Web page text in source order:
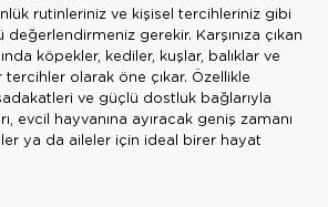
rutinleriniz ve kişisel tercihleriniz gibi
gerekir. Karşınıza çıkan
köpekler, kediler, kuşlar, balıklar ve
olarak öne çıkar. Özellikle
ve güçlü dostluk bağlarıyla
evcil hayvanına ayıracak geniş zamanı
ya da aileler için ideal birer hayat